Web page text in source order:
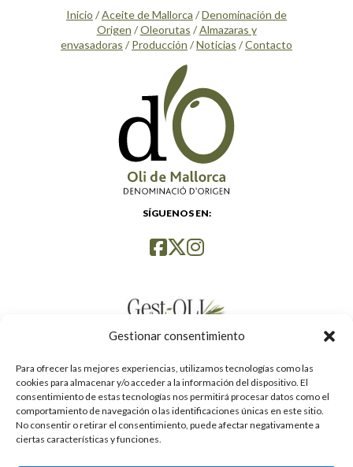
Gestionar consentimiento
Para ofrecer las mejores experiencias, utilizamos tecnologías como las
cookies para almacenar y/o acceder a la información del dispositivo. El
consentimiento de estas tecnologías nos permitirá procesar datos como el
comportamiento de navegación o las identificaciones únicas en este sitio.
No consentir o retirar el consentimiento, puede afectar negativamente a
ciertas características y funciones.
Inicio /Aceite de Mallorca /Denominación de
Origen /Oleorutas /Almazaras y
envasadoras / Producción /Noticias /Contacto
SÍGUENOS EN: